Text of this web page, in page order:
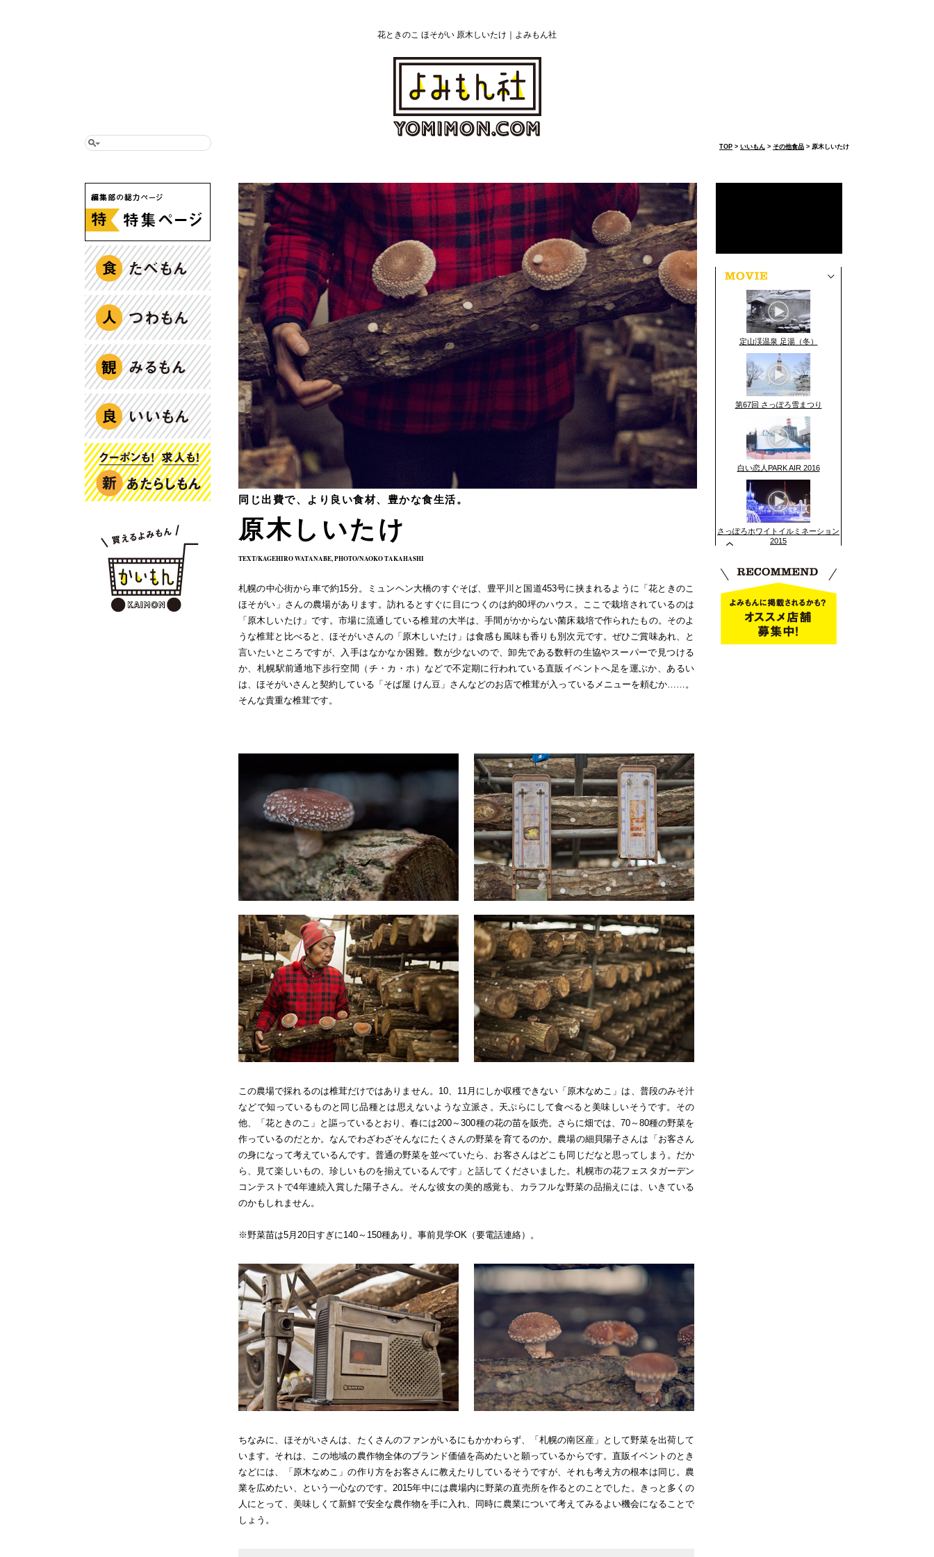
花ときのこ ほそがい 原木しいたけ｜よみもん社
TOP > いいもん > その他食品 > 原木しいたけ
同じ出費で、より良い食材、豊かな食生活。
原木しいたけ
TEXT/KAGEHIRO WATANABE, PHOTO/NAOKO TAKAHASHI
札幌の中心街から車で約15分。ミュンヘン大橋のすぐそば、豊平川と国道453号に挟まれるように「花ときのこ
ほそがい」さんの農場があります。訪れるとすぐに目につくのは約80坪のハウス。ここで栽培されているのは
「原木しいたけ」です。市場に流通している椎茸の大半は、手間がかからない菌床栽培で作られたもの。そのよ
うな椎茸と比べると、ほそがいさんの「原木しいたけ」は食感も風味も香りも別次元です。ぜひご賞味あれ、と
言いたいところですが、入手はなかなか困難。数が少ないので、卸先である数軒の生協やスーパーで見つける
か、札幌駅前通地下歩行空間（チ・カ・ホ）などで不定期に行われている直販イベントへ足を運ぶか、あるい
は、ほそがいさんと契約している「そば屋 けん豆」さんなどのお店で椎茸が入っているメニューを頼むか……。
そんな貴重な椎茸です。
この農場で採れるのは椎茸だけではありません。10、11月にしか収穫できない「原木なめこ」は、普段のみそ汁
などで知っているものと同じ品種とは思えないような立派さ。天ぷらにして食べると美味しいそうです。その
他、「花ときのこ」と謳っているとおり、春には200～300種の花の苗を販売。さらに畑では、70～80種の野菜を
作っているのだとか。なんでわざわざそんなにたくさんの野菜を育てるのか。農場の細貝陽子さんは「お客さん
の身になって考えているんです。普通の野菜を並べていたら、お客さんはどこも同じだなと思ってしまう。だか
ら、見て楽しいもの、珍しいものを揃えているんです」と話してくださいました。札幌市の花フェスタガーデン
コンテストで4年連続入賞した陽子さん。そんな彼女の美的感覚も、カラフルな野菜の品揃えには、いきている
のかもしれません。
※野菜苗は5月20日すぎに140～150種あり。事前見学OK（要電話連絡）。
ちなみに、ほそがいさんは、たくさんのファンがいるにもかかわらず、「札幌の南区産」として野菜を出荷して
います。それは、この地域の農作物全体のブランド価値を高めたいと願っているからです。直販イベントのとき
などには、「原木なめこ」の作り方をお客さんに教えたりしているそうですが、それも考え方の根本は同じ。農
業を広めたい、という一心なのです。2015年中には農場内に野菜の直売所を作るとのことでした。きっと多くの
人にとって、美味しくて新鮮で安全な農作物を手に入れ、同時に農業について考えてみるよい機会になることで
しょう。
定山渓温泉 足湯（冬）
第67回 さっぽろ雪まつり
白い恋人PARK AIR 2016
さっぽろホワイトイルミネーション
2015